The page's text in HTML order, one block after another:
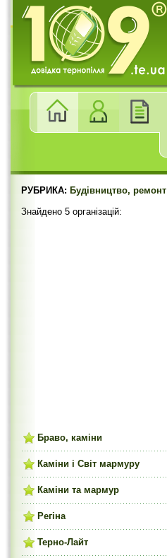
РУБРИКА: Будівництво, ремонт
Знайдено 5 організацій:
Браво, каміни
Каміни і Світ мармуру
Каміни та мармур
Регіна
Терно-Лайт